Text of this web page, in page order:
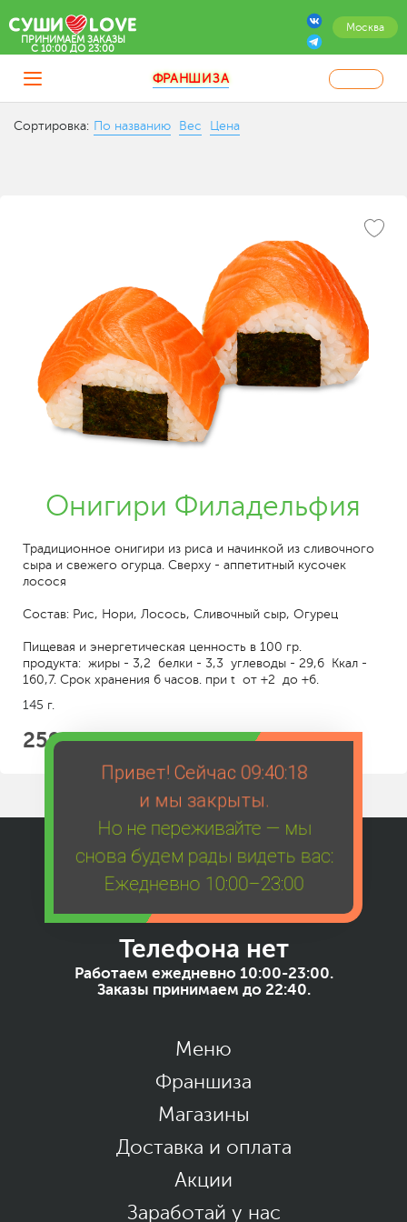
Привет! Сейчас 09:40:18
и мы закрыты.
Но не переживайте — мы
снова будем рады видеть вас:
Ежедневно 10:00–23:00
Москва
ПРИНИМАЕМ ЗАКАЗЫ
C 10:00 ДО 23:00
ФРАНШИЗА
Сортировка: По названию Вес Цена
Онигири Филадельфия
Традиционное онигири из риса и начинкой из сливочного
сыра и свежего огурца. Сверху - аппетитный кусочек
лосося
Состав: Рис, Нори, Лосось, Сливочный сыр, Огурец
Пищевая и энергетическая ценность в 100 гр.
продукта: жиры - 3,2 белки - 3,3 углеводы - 29,6 Ккал -
160,7. Срок хранения 6 часов. при t от +2 до +6.
145 г.
259
Телефона нет
Работаем ежедневно 10:00-23:00.
Заказы принимаем до 22:40.
Меню
Франшиза
Магазины
Доставка и оплата
Акции
Заработай у нас